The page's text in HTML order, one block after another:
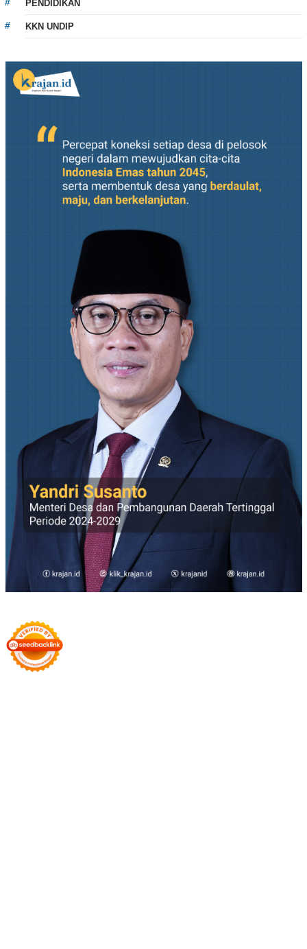
PENDIDIKAN
KKN UNDIP